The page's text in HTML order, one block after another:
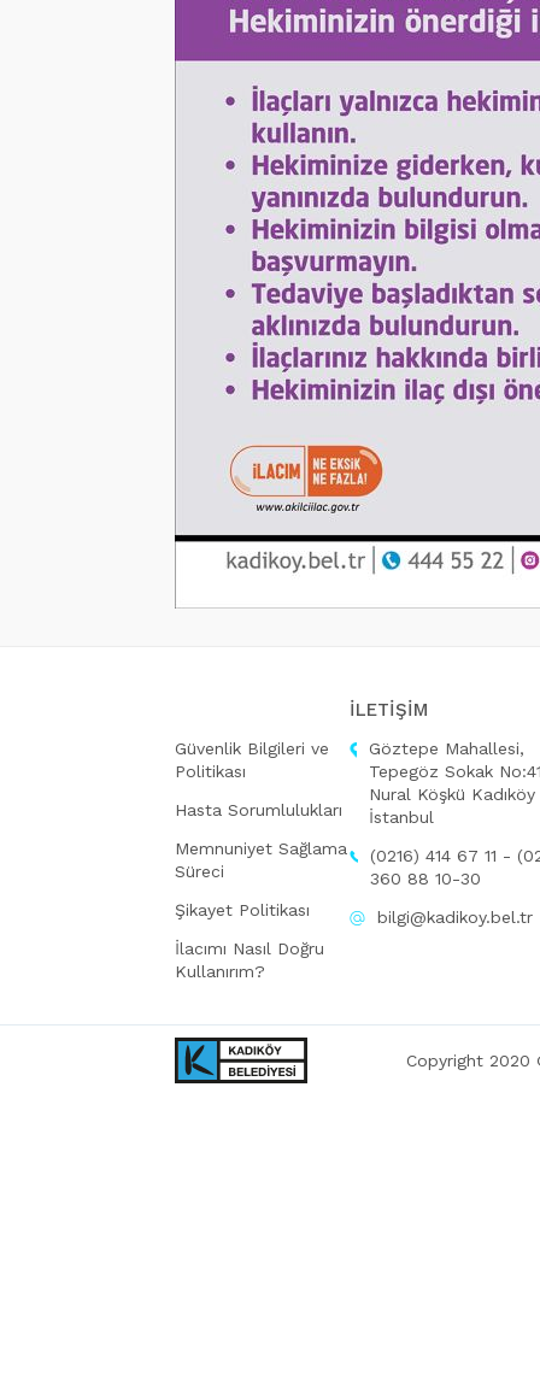
Güvenlik Bilgileri ve
Politikası
Hasta Sorumlulukları
Memnuniyet Sağlama
Süreci
Şikayet Politikası
İlacımı Nasıl Doğru
Kullanırım?
İLETİŞİM
Göztepe Mahallesi,
Tepegöz Sokak
Nural Köşkü Kadıköy
İstanbul
(0216) 414 67 11 -
360 88 10-30
bilgi@kadikoy.bel.tr
Copyright